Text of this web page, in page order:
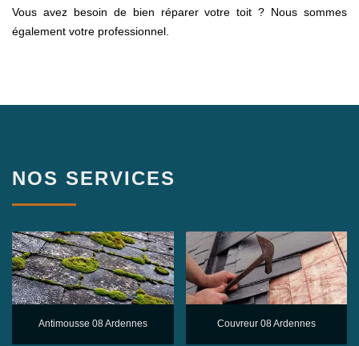
Vous avez besoin de bien réparer votre toit ? Nous sommes
également votre professionnel.
NOS SERVICES
Antimousse 08 Ardennes Couvreur 08 Ardennes